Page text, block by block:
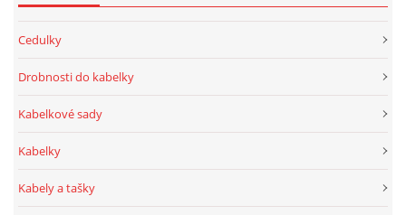
Cedulky
Drobnosti do kabelky
Kabelkové sady
Kabelky
Kabely a tašky